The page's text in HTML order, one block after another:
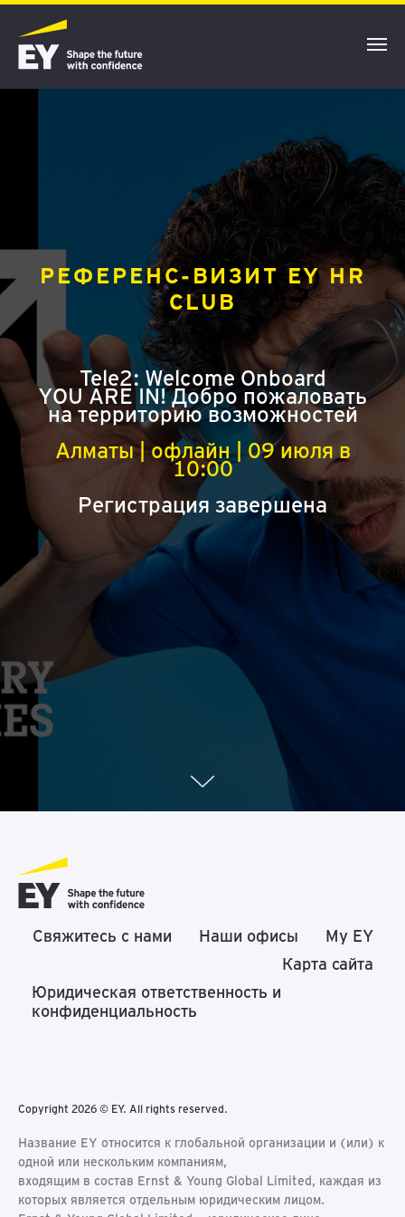
РЕФЕРЕНС-ВИЗИТ EY HR
CLUB
Tele2: Welcome Onboard
YOU ARE IN! Добро пожаловать
на территорию возможностей
Алматы | офлайн | 09 июля в
10:00
Регистрация завершена
Свяжитесь с нами Наши офисы
My EY
Карта сайта
Юридическая ответственность и
конфиденциальность
Copyright 2026 © EY. All rights reserved.
Название EY относится к глобальной организации и (или) к
одной или нескольким компаниям,
входящим в состав Ernst & Young Global Limited, каждая из
которых является отдельным юридическим лицом.